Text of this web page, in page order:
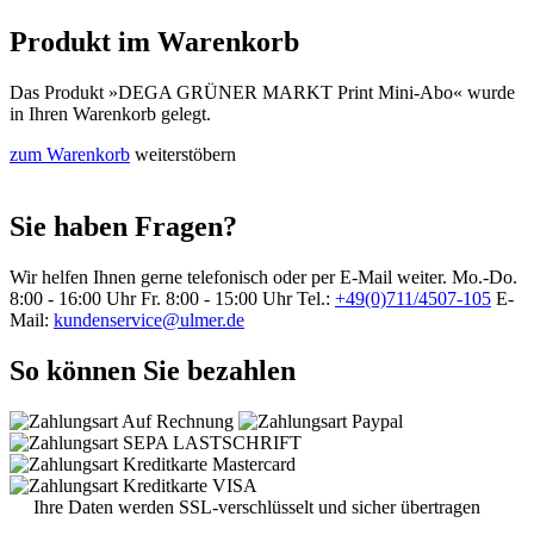
Produkt im Warenkorb
Das Produkt »DEGA GRÜNER MARKT Print Mini-Abo« wurde
in Ihren Warenkorb gelegt.
zum Warenkorb weiterstöbern
Sie haben Fragen?
Wir helfen Ihnen gerne telefonisch oder per E-Mail weiter. Mo.-Do.
8:00 - 16:00 Uhr Fr. 8:00 - 15:00 Uhr Tel.: +49(0)711/4507-105 E-
Mail: kundenservice@ulmer.de
So können Sie bezahlen
Ihre Daten werden SSL-verschlüsselt und sicher übertragen